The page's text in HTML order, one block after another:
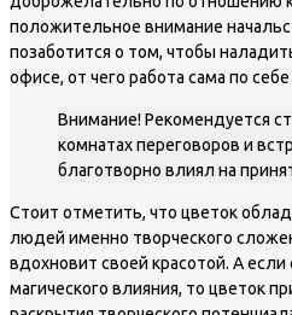
положительное внимание
позаботится о том, чтобы
офисе, от чего работа сама по
Внимание! Рекомендуется
комнатах переговоров и
благотворно влиял на
Стоит отметить, что цветок
людей именно творческого
вдохновит своей красотой. А если
магического влияния, то цветок